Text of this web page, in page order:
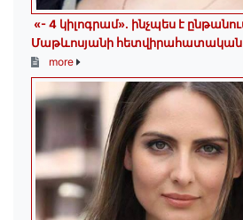
«- 4 կիլոգրամ». ինչպես է
Մաթևոսյանի հետվիրահատական
more